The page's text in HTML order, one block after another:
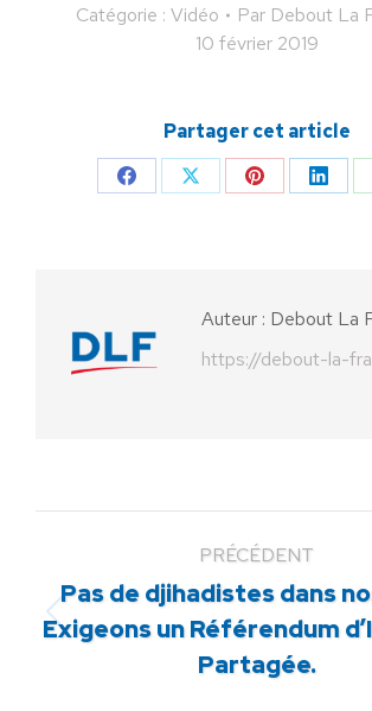
Catégorie : Vidéo Par Debout La
10 février 2019
Partager cet article
PartagerPartagerPartager
Auteur : Debout La
https://debout-la-
PRÉCÉDENT
Article
précédent
:
Pas de djihadistes dans
Exigeons un Référendum
Partagée.